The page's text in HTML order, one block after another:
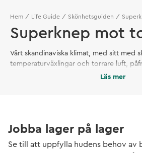
Hem Life Guide Skönhetsguiden
Superknep mot
Vårt skandinaviska klimat, med sitt med
temperaturväxlingar och torrare luft,
sätt. I kombination med att vi spenderar
Läs mer
Jobba lager på lager
Se till att uppfylla hudens behov av